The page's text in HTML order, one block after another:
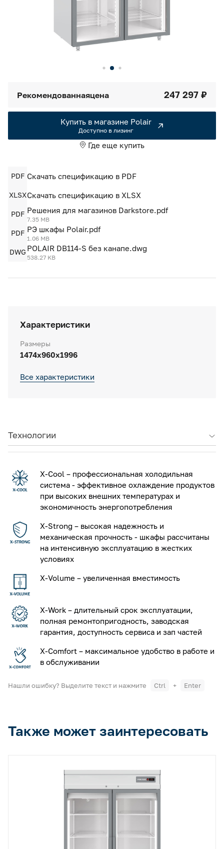
Характеристики
Размеры
1474x960x1996
Все характеристики
Рекомендованнаяцена 247 297 ₽
Купить в магазине Polair
Доступно в лизинг
Где еще купить
PDF Скачать спецификацию в PDF
XLSXСкачать спецификацию в XLSX
PDF Решения для магазинов Darkstore.pdf
7.35 MB
PDF РЭ шкафы Polair.pdf
1.06 MB
DWG POLAIR DB114-S без канапе.dwg
538.27 KB
Технологии
X-Cool – профессиональная холодильная
система - эффективное охлаждение продуктов
при высоких внешних температурах и
экономичность энергопотребления
X-Strong – высокая надежность и
механическая прочность - шкафы рассчитаны
на интенсивную эксплуатацию в жестких
условиях
X-Volume – увеличенная вместимость
X-Work – длительный срок эксплуатации,
полная ремонтопригодность, заводская
гарантия, доступность сервиса и зап частей
X-Comfort – максимальное удобство в работе и
в обслуживании
Нашли ошибку? Выделите текст и нажмите Ctrl + Enter
Также может заинтересовать
Машины холодильные
Термоконтейнеры FoodLine
Решения для Вашего Dark Store
Единый доступ по QR-коду ко всей информации об изделии